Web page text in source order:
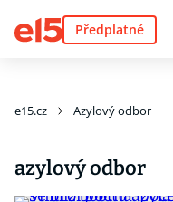
Předplatné
e15.cz Azylový odbor
azylový odbor